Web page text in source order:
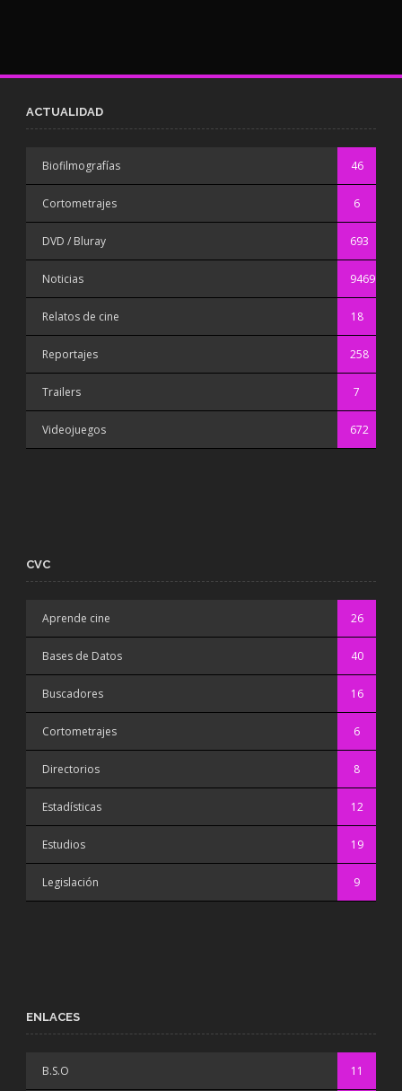
ACTUALIDAD
Biofilmografías 46
Cortometrajes 6
DVD / Bluray 693
Noticias 9469
Relatos de cine 18
Reportajes 258
Trailers 7
Videojuegos 672
CVC
Aprende cine 26
Bases de Datos 40
Buscadores 16
Cortometrajes 6
Directorios 8
Estadísticas 12
Estudios 19
Legislación 9
ENLACES
B.S.O 11